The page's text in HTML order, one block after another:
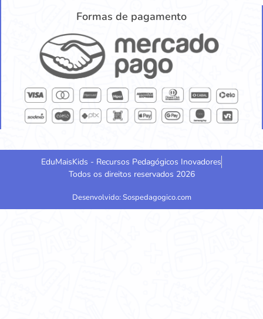
Formas de pagamento
EduMaisKids - Recursos Pedagógicos Inovadores
Todos os direitos reservados 2026
Desenvolvido: Sospedagogico.com